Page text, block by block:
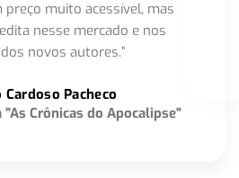
preço muito acessível, mas
nesse mercado e nos
novos autores.”
Cardoso Pacheco
Crônicas do Apocalipse"